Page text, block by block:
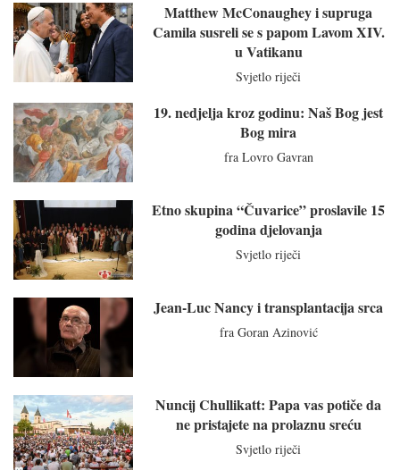
Matthew McConaughey i supruga
Camila susreli se s papom Lavom XIV.
u Vatikanu
Svjetlo riječi
19. nedjelja kroz godinu: Naš Bog jest
Bog mira
fra Lovro Gavran
Etno skupina “Čuvarice” proslavile 15
godina djelovanja
Svjetlo riječi
Jean-Luc Nancy i transplantacija srca
fra Goran Azinović
Nuncij Chullikatt: Papa vas potiče da
ne pristajete na prolaznu sreću
Svjetlo riječi